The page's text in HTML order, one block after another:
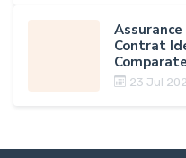
Contrat
23 Jul